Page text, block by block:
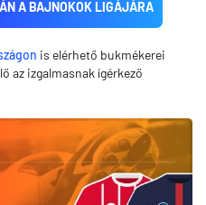
A BAJNOKOK LIGÁJÁRA
is elérhető bukmékerei
az izgalmasnak ígérkező